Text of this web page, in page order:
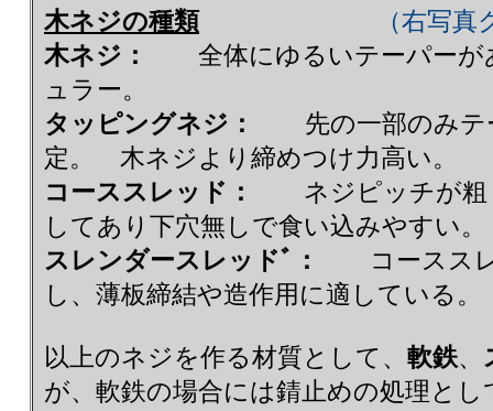
木ネジの種類
（右写
木ネジ：
全体にゆるいテーパーが
ュラー。
タッピングネジ：
先の一部のみテ
定。 木ネジより締めつけ力高い。
コーススレッド：
ネジピッチが粗
してあり下穴無しで食い込みやすい。
スレンダースレッドﾞ：
コーススレ
し、薄板締結や造作用に適している。
以上のネジを作る材質として、 軟鉄、
が、軟鉄の場合には錆止めの処理と